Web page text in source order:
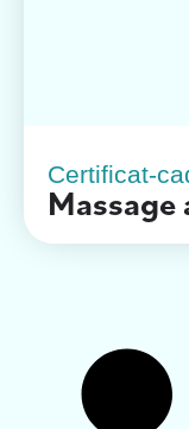
Certificat-